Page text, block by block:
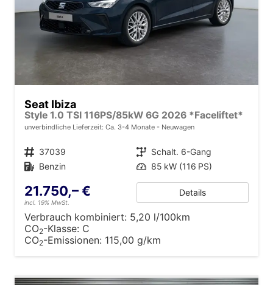
Seat Ibiza
Style 1.0 TSI 116PS/85kW 6G 2026 *Faceliftet*
unverbindliche Lieferzeit: Ca. 3-4 Monate Neuwagen
Fahrzeugnr. 37039 Getriebe Schalt. 6-Gang
Kraftstoff Benzin Leistung 85 kW (116 PS)
21.750,– €
incl. 19% MwSt.
Details
Verbrauch kombiniert: 5,20 l/100km
CO2-Klasse: C
CO2-Emissionen: 115,00 g/km